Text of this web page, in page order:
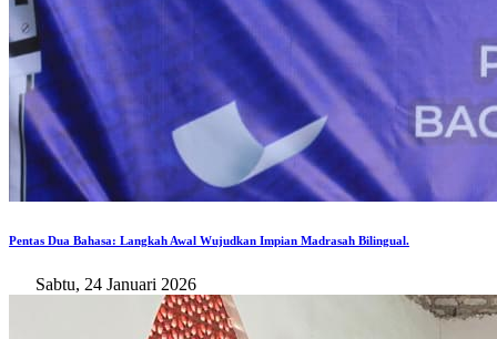
Pentas Dua Bahasa: Langkah Awal Wujudkan Impian Madrasah Bilingual.
Sabtu, 24 Januari 2026